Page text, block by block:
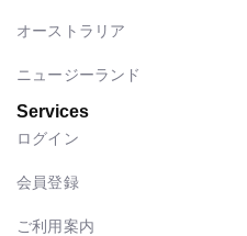
オーストラリア
ニュージーランド
Services
ログイン
会員登録
ご利用案内